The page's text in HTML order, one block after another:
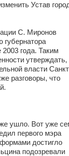
Устав
С. Миронов
губернатора
2003 года. Таким
утверждать,
власти
разговоры, что
ушло. Вот уже
первого мэра
достигло
подозревали